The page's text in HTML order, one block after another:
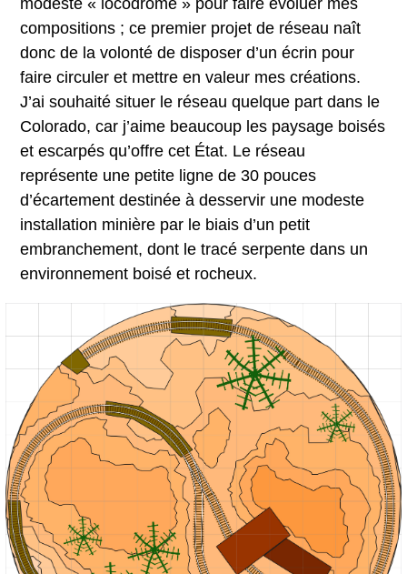
compositions ; ce premier projet de réseau naît
donc de la volonté de disposer d’un écrin pour
faire circuler et mettre en valeur mes créations.
J’ai souhaité situer le réseau quelque part dans le
Colorado, car j’aime beaucoup les paysage boisés
et escarpés qu’offre cet État. Le réseau
représente une petite ligne de 30 pouces
d’écartement destinée à desservir une modeste
installation minière par le biais d’un petit
embranchement, dont le tracé serpente dans un
environnement boisé et rocheux.